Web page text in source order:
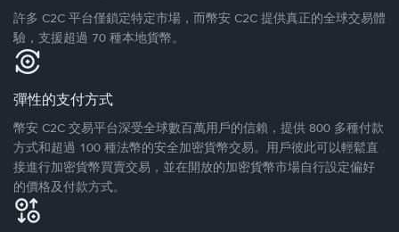
許多 C2C 平台僅鎖定特定市場，而幣安 C2C 提供真正的全球交易體
驗，支援超過 70 種本地貨幣。
彈性的支付方式
幣安 C2C 交易平台深受全球數百萬用戶的信賴，提供 800 多種付款
方式和超過 100 種法幣的安全加密貨幣交易。用戶彼此可以輕鬆直
接進行加密貨幣買賣交易，並在開放的加密貨幣市場自行設定偏好
的價格及付款方式。